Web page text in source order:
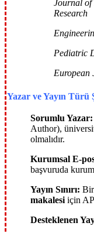
Journal of
Research
Pediatric
European
Yazar ve Yayın Türü
Sorumlu Yazar:
Author),
olmalıdır.
Kurumsal E-
başvuruda
Yayın Sınırı:
makalesi için
Desteklenen